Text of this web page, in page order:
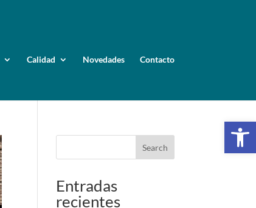
Calidad Novedades Contacto
Search
Entradas
recientes